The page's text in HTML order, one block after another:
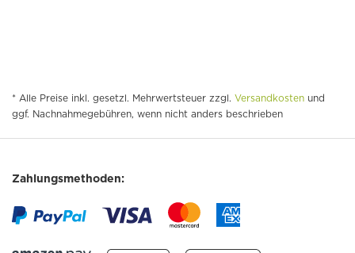
* Alle Preise inkl. gesetzl. Mehrwertsteuer zzgl. Versandkosten und
ggf. Nachnahmegebühren, wenn nicht anders beschrieben
Zahlungsmethoden: